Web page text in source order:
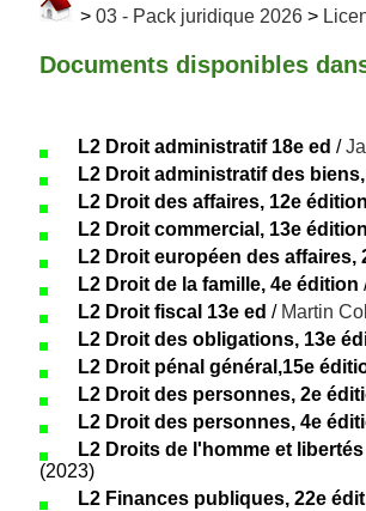
> 03 - Pack juridique 2026 >
Documents disponibles
L2 Droit administratif 18e ed /
L2 Droit administratif des
L2 Droit des affaires, 12e
L2 Droit commercial, 13e
L2 Droit européen des affaires,
L2 Droit de la famille, 4e édition
L2 Droit fiscal 13e ed / Martin
L2 Droit des obligations, 13e
L2 Droit pénal général,15e
L2 Droit des personnes, 2e
L2 Droit des personnes, 4e
L2 Droits de l'homme et
(2023)
L2 Finances publiques, 22e